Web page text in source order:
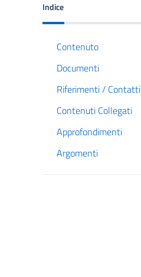
Indice
Contenuto
Documenti
Riferimenti / Contatti
Contenuti Collegati
Approfondimenti
Argomenti